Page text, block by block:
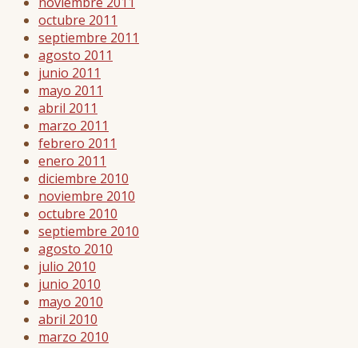
octubre 2011
septiembre 2011
agosto 2011
junio 2011
mayo 2011
abril 2011
marzo 2011
febrero 2011
enero 2011
diciembre 2010
noviembre 2010
octubre 2010
septiembre 2010
agosto 2010
julio 2010
junio 2010
mayo 2010
abril 2010
marzo 2010